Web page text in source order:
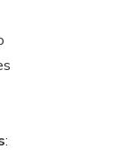
: